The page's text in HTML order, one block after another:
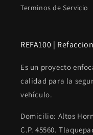
Terminos de Servicio
REFA100 |
Es un proyecto
calidad para la
vehículo.
Domicilio: Altos
C.P. 45560.